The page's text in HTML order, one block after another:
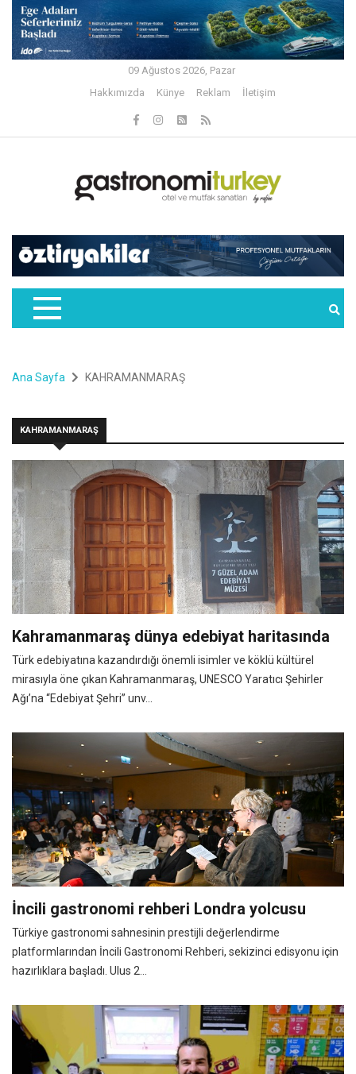
09 Ağustos 2026, Pazar
Hakkımızda
Künye Reklam İletişim
Ana Sayfa KAHRAMANMARAŞ
KAHRAMANMARAŞ
Kahramanmaraş dünya edebiyat haritasında
Türk edebiyatına kazandırdığı önemli isimler ve köklü kültürel
mirasıyla öne çıkan Kahramanmaraş, UNESCO Yaratıcı Şehirler
Ağı’na “Edebiyat Şehri” unv...
İncili gastronomi rehberi Londra yolcusu
Türkiye gastronomi sahnesinin prestijli değerlendirme
platformlarından İncili Gastronomi Rehberi, sekizinci edisyonu için
hazırlıklara başladı. Ulus 2...